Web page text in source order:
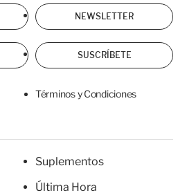
NEWSLETTER
SUSCRÍBETE
Términos y Condiciones
Suplementos
Última Hora